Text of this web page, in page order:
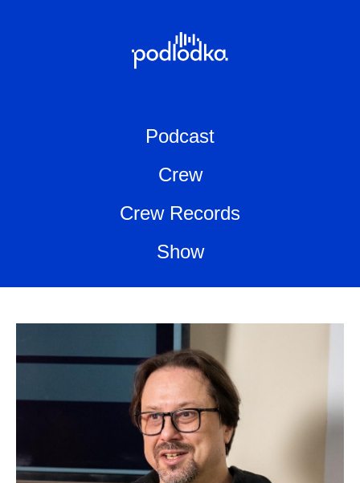
Podcast
Crew
Crew Records
Show